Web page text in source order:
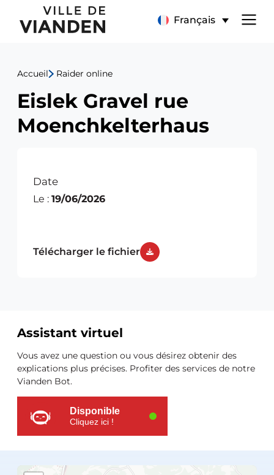
Eislek
Gravel
rue
Moenchkelterhaus
Français
Menu
navigation
principal
Accueil Raider online
Eislek Gravel rue
Moenchkelterhaus
Date
Le : 19/06/2026
Télécharger le fichier
Ressources
supplémentaires
Assistant virtuel
Vous avez une question ou vous désirez obtenir des
explications plus précises. Profiter des services de notre
Vianden Bot.
Disponible
Cliquez ici !